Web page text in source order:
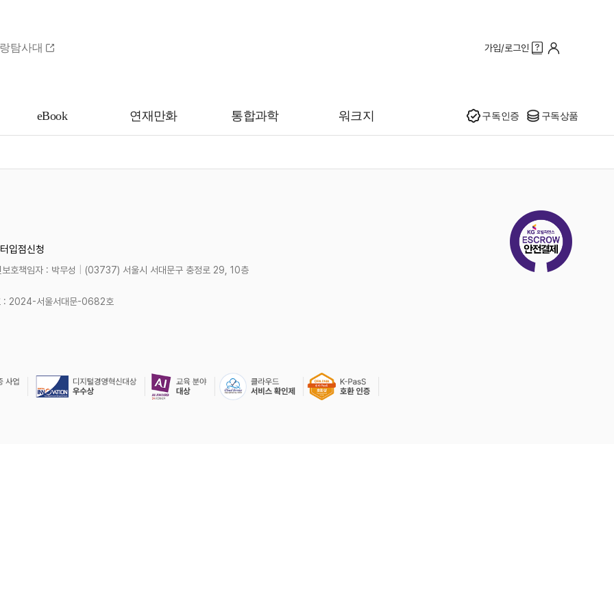
탐사대 가입/로그인
eBook 연재만화 통합과학 워크지 구독인증 구독상품
입점신청
호책임자 : 박무성 (03737) 서울시 서대문구 충정로 29, 10층
: 2024-서울서대문-0682호